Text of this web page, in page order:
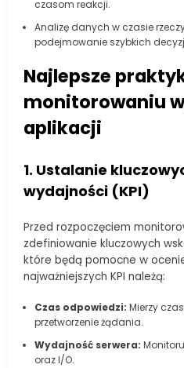
czasom reakcji.
Analizę danych w czasie
podejmowanie szybkich
Najlepsze
monitorowaniu
aplikacji
1. Ustalanie
wydajności (KPI)
Przed rozpoczęciem
zdefiniowanie kluczowych
które będą pomocne w
najważniejszych KPI należą:
Czas odpowiedzi: Mierzy
przetworzenie żądania.
Wydajność serwera:
oraz I/O.